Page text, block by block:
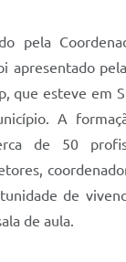
pela
apresentado
que esteve em
A
de 50
de
de aula.